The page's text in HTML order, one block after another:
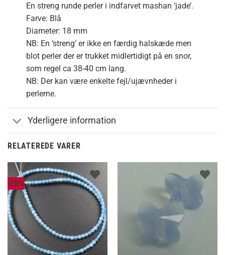
En streng runde perler i indfarvet mashan ‘jade’.
Farve: Blå
Diameter: 18 mm
NB: En ‘streng’ er ikke en færdig halskæde men
blot perler der er trukket midlertidigt på en snor,
som regel ca 38-40 cm lang.
NB: Der kan være enkelte fejl/ujævnheder i
perlerne.
Yderligere information
RELATEREDE VARER
-28%